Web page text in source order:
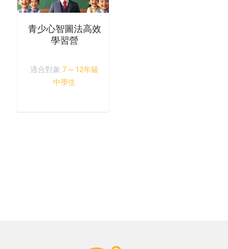
青少心智圖法高效
學習營
適合對象:7 ~ 12年級
中學生